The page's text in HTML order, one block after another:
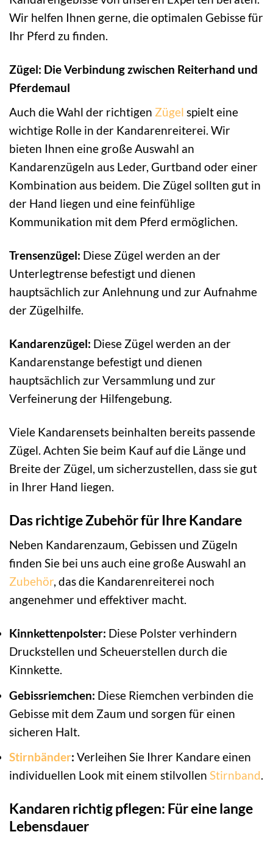
Wir helfen Ihnen gerne, die optimalen Gebisse für
Ihr Pferd zu finden.
Zügel: Die Verbindung zwischen Reiterhand und
Pferdemaul
Auch die Wahl der richtigen Zügel spielt eine
wichtige Rolle in der Kandarenreiterei. Wir
bieten Ihnen eine große Auswahl an
Kandarenzügeln aus Leder, Gurtband oder einer
Kombination aus beidem. Die Zügel sollten gut in
der Hand liegen und eine feinfühlige
Kommunikation mit dem Pferd ermöglichen.
Trensenzügel: Diese Zügel werden an der
Unterlegtrense befestigt und dienen
hauptsächlich zur Anlehnung und zur Aufnahme
der Zügelhilfe.
Kandarenzügel: Diese Zügel werden an der
Kandarenstange befestigt und dienen
hauptsächlich zur Versammlung und zur
Verfeinerung der Hilfengebung.
Viele Kandarensets beinhalten bereits passende
Zügel. Achten Sie beim Kauf auf die Länge und
Breite der Zügel, um sicherzustellen, dass sie gut
in Ihrer Hand liegen.
Das richtige Zubehör für Ihre Kandare
Neben Kandarenzaum, Gebissen und Zügeln
finden Sie bei uns auch eine große Auswahl an
Zubehör, das die Kandarenreiterei noch
angenehmer und effektiver macht.
Kinnkettenpolster: Diese Polster verhindern
Druckstellen und Scheuerstellen durch die
Kinnkette.
Gebissriemchen: Diese Riemchen verbinden die
Gebisse mit dem Zaum und sorgen für einen
sicheren Halt.
Stirnbänder: Verleihen Sie Ihrer Kandare einen
individuellen Look mit einem stilvollen Stirnband.
Kandaren richtig pflegen: Für eine lange
Lebensdauer